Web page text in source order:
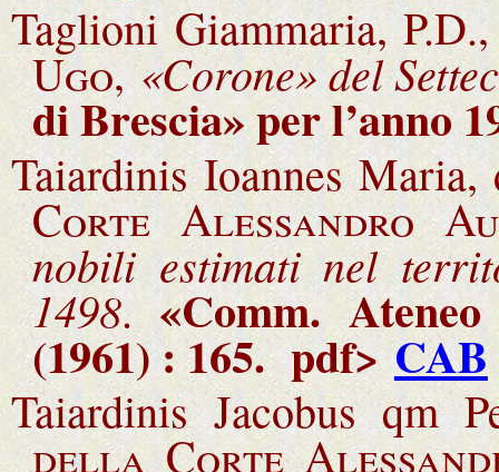
Taglioni Giammaria,
Ugo, «Corone» del
di Brescia» per l’anno
Taiardinis Ioannes
Corte Alessandro
nobili estimati nel
1498.«Comm.
(1961) : 165.pdf> CAB
Taiardinis Jacobus
della Corte